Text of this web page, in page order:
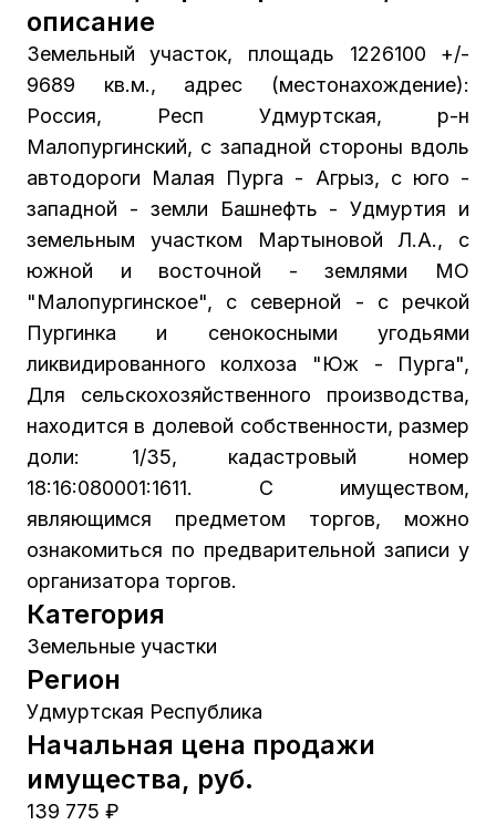
описание
Земельный участок, площадь 1226100 +/-
9689 кв.м., адрес (местонахождение):
Россия, Респ Удмуртская, р-н
Малопургинский, с западной стороны вдоль
автодороги Малая Пурга - Агрыз, с юго -
западной - земли Башнефть - Удмуртия и
земельным участком Мартыновой Л.А., с
южной и восточной - землями МО
"Малопургинское", с северной - с речкой
Пургинка и сенокосными угодьями
ликвидированного колхоза "Юж - Пурга",
Для сельскохозяйственного производства,
находится в долевой собственности, размер
доли: 1/35, кадастровый номер
18:16:080001:1611. С имуществом,
являющимся предметом торгов, можно
ознакомиться по предварительной записи у
организатора торгов.
Категория
Земельные участки
Регион
Удмуртская Республика
Начальная цена продажи
имущества, руб.
139 775 ₽